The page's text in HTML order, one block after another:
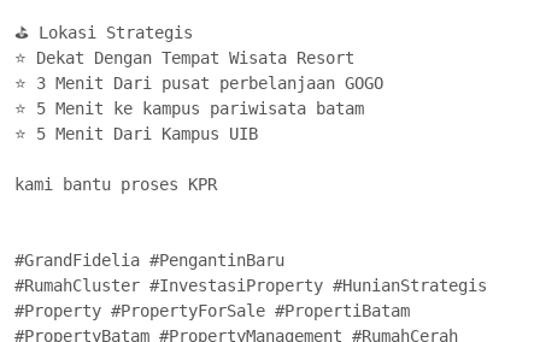
⛳ Lokasi Strategis
⭐ Dekat Dengan Tempat Wisata Resort
⭐ 3 Menit Dari pusat perbelanjaan GOGO
⭐ 5 Menit ke kampus pariwisata batam
⭐ 5 Menit Dari Kampus UIB
kami bantu proses KPR
#GrandFidelia #PengantinBaru
#RumahCluster #InvestasiProperty #HunianStrategis
#Property #PropertyForSale #PropertiBatam
#PropertyBatam #PropertyManagement #RumahCerah